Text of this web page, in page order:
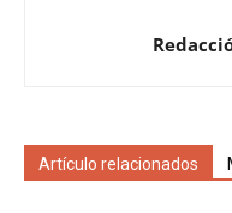
Artículo relacionados